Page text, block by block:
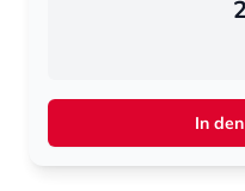
In